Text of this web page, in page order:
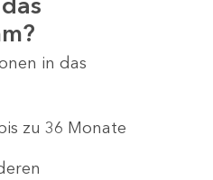
in das
zu 36 Monate